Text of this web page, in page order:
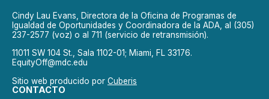
Cindy Lau Evans, Directora de la Oficina de Programas de
Igualdad de Oportunidades y Coordinadora de la ADA, al (305)
237-2577 (voz) o al 711 (servicio de retransmisión).
11011 SW 104 St., Sala 1102-01; Miami, FL 33176.
EquityOff@mdc.edu
Sitio web producido por Cuberis
CONTACTO